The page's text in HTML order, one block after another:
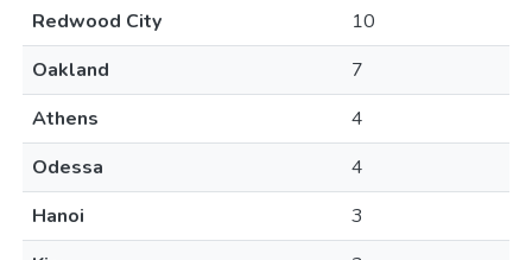
Redwood City
10
Oakland
7
Athens
4
Odessa
4
Hanoi
3